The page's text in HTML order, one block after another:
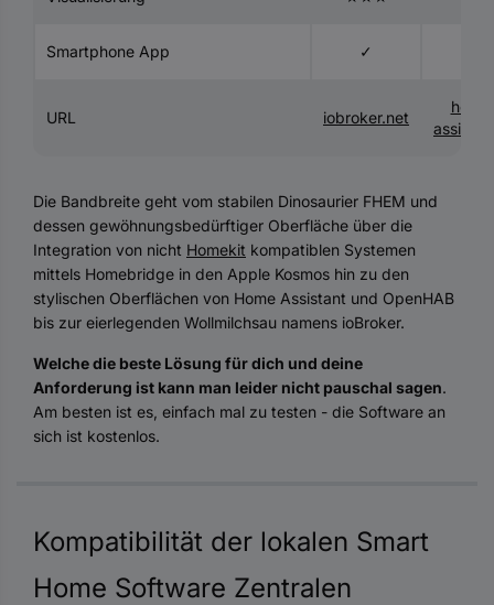
Smartphone App ✓
URL iobroker.net
Die Bandbreite geht vom stabilen Dinosaurier FHEM und
dessen gewöhnungsbedürftiger Oberfläche über die
Integration von nicht Homekit kompatiblen Systemen
mittels Homebridge in den Apple Kosmos hin zu den
stylischen Oberflächen von Home Assistant und OpenHAB
bis zur eierlegenden Wollmilchsau namens ioBroker.
Welche die beste Lösung für dich und deine
Anforderung ist kann man leider nicht pauschal sagen.
Am besten ist es, einfach mal zu testen - die Software an
sich ist kostenlos.
Kompatibilität der lokalen Smart
Home Software Zentralen